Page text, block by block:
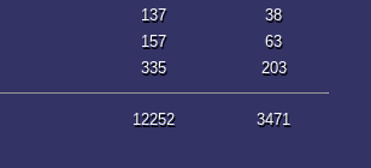
137
38
157
63
335 203
12252 3471